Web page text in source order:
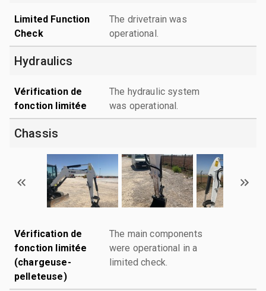
Limited Function
Check
The drivetrain was
operational.
Hydraulics
Vérification de
fonction limitée
The hydraulic system
was operational.
Chassis
Vérification de
fonction limitée
(chargeuse-
pelleteuse)
The main components
were operational in a
limited check.